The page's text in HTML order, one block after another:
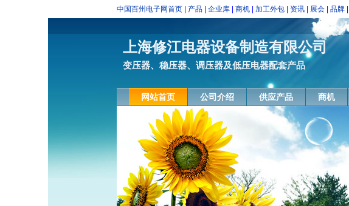
中国百州电子网首页 产品 企业库 商机 加工外包 资讯 展会 品牌
上海修江电器设备制造有限公司
变压器、稳压器、调压器及低压电器配套产品
网站首页 公司介绍 供应产品 商机